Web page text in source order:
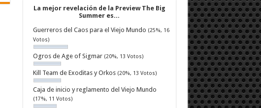
La mejor revelación de la Preview The Big
Summer es...
Guerreros del Caos para el Viejo Mundo (25%, 16
Votos)
Ogros de Age of Sigmar (20%, 13 Votos)
Kill Team de Exoditas y Orkos (20%, 13 Votos)
Caja de inicio y reglamento del Viejo Mundo
(17%, 11 Votos)